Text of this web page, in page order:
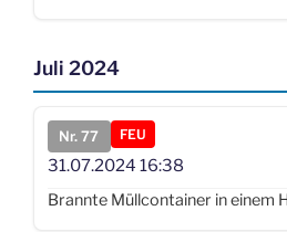
Juli 2024
Nr. 77 FEU
31.07.2024 16:38
Brannte Müllcontainer in einem